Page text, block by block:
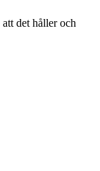
det håller och